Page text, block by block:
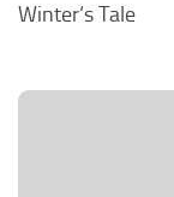
Winter‘s Tale